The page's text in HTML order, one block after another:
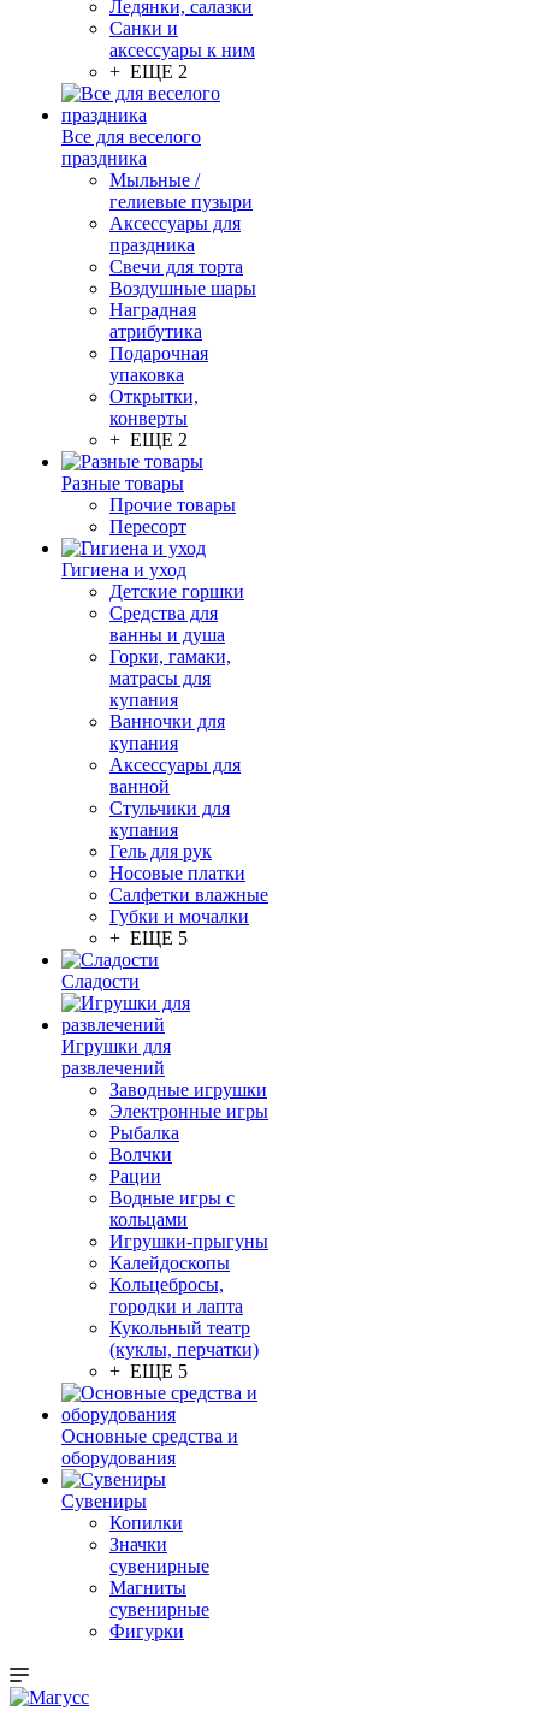
Ледянки, салазки
Санки и
аксессуары к ним
+ ЕЩЕ 2
Все для веселого
праздника
Мыльные /
гелиевые пузыри
Аксессуары для
праздника
Свечи для торта
Воздушные шары
Наградная
атрибутика
Подарочная
упаковка
Открытки,
конверты
+ ЕЩЕ 2
Разные товары
Прочие товары
Пересорт
Гигиена и уход
Детские горшки
Средства для
ванны и душа
Горки, гамаки,
матрасы для
купания
Ванночки для
купания
Аксессуары для
ванной
Стульчики для
купания
Гель для рук
Носовые платки
Салфетки влажные
Губки и мочалки
+ ЕЩЕ 5
Сладости
Игрушки для
развлечений
Заводные игрушки
Электронные игры
Рыбалка
Волчки
Рации
Водные игры с
кольцами
Игрушки-прыгуны
Калейдоскопы
Кольцебросы,
городки и лапта
Кукольный театр
(куклы, перчатки)
+ ЕЩЕ 5
Основные средства и
оборудования
Сувениры
Копилки
Значки
сувенирные
Магниты
сувенирные
Фигурки